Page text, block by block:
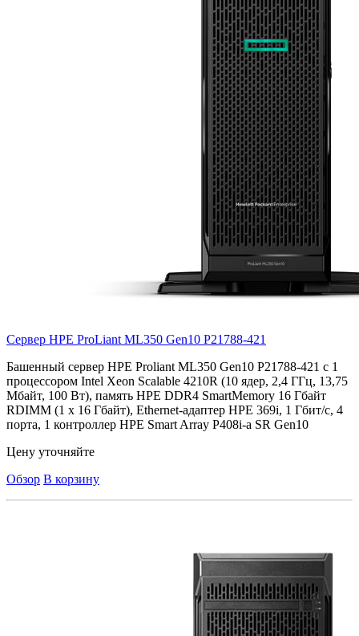
Сервер HPE ProLiant ML350 Gen10 P21788-421
Башенный сервер HPE Proliant ML350 Gen10 P21788-421 с 1
процессором Intel Xeon Scalable 4210R (10 ядер, 2,4 ГГц, 13,75
Мбайт, 100 Вт), память HPE DDR4 SmartMemory 16 Гбайт
RDIMM (1 x 16 Гбайт), Ethernet-адаптер HPE 369i, 1 Гбит/с, 4
порта, 1 контроллер HPE Smart Array P408i-a SR Gen10
Цену уточняйте
Обзор В корзину